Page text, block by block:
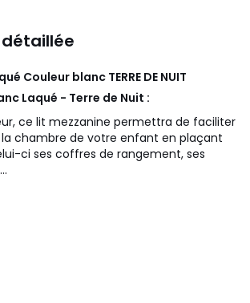
Couleur blanc TERRE DE NUIT
Laqué - Terre de Nuit :
ce lit mezzanine permettra de faciliter
chambre de votre enfant en plaçant
ci ses coffres de rangement, ses